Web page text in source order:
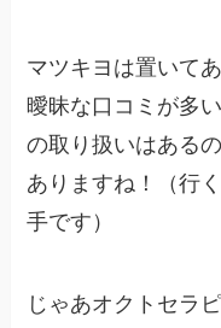
マツキヨは置いて
曖昧な口コミが多
の取り扱いはある
ありますね！（行
手です）
じゃあオクトセラ